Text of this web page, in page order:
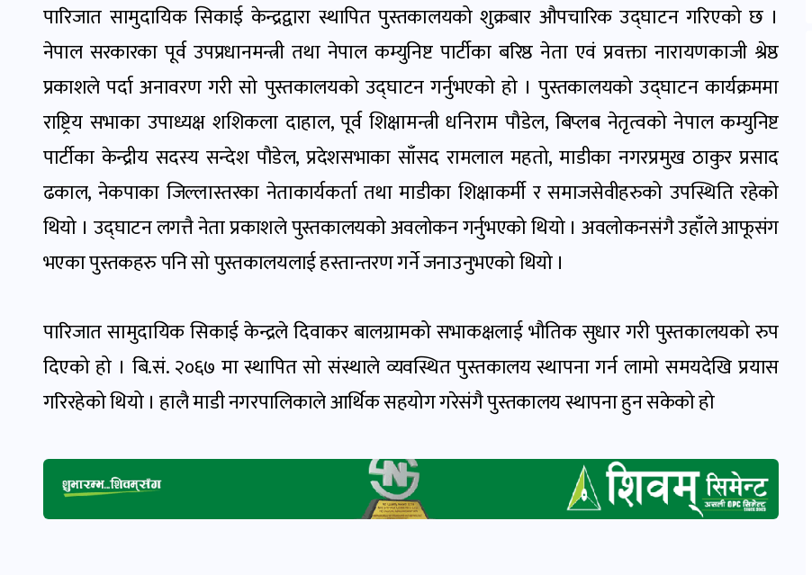
पारिजात सामुदायिक सिकाई केन्द्रद्वारा स्थापित पुस्तकालयको शुक्रबार औपचारिक उद्घाटन गरिएको छ ।
नेपाल सरकारका पूर्व उपप्रधानमन्त्री तथा नेपाल कम्युनिष्ट पार्टीका बरिष्ठ नेता एवं प्रवक्ता नारायणकाजी श्रेष्ठ
प्रकाशले पर्दा अनावरण गरी सो पुस्तकालयको उद्घाटन गर्नुभएको हो । पुस्तकालयको उद्घाटन कार्यक्रममा
राष्ट्रिय सभाका उपाध्यक्ष शशिकला दाहाल, पूर्व शिक्षामन्त्री धनिराम पौडेल, बिप्लब नेतृत्वको नेपाल कम्युनिष्ट
पार्टीका केन्द्रीय सदस्य सन्देश पौडेल, प्रदेशसभाका साँसद रामलाल महतो, माडीका नगरप्रमुख ठाकुर प्रसाद
ढकाल, नेकपाका जिल्लास्तरका नेताकार्यकर्ता तथा माडीका शिक्षाकर्मी र समाजसेवीहरुको उपस्थिति रहेको
थियो । उद्घाटन लगत्तै नेता प्रकाशले पुस्तकालयको अवलोकन गर्नुभएको थियो । अवलोकनसंगै उहाँले आफूसंग
भएका पुस्तकहरु पनि सो पुस्तकालयलाई हस्तान्तरण गर्ने जनाउनुभएको थियो ।
पारिजात सामुदायिक सिकाई केन्द्रले दिवाकर बालग्रामको सभाकक्षलाई भौतिक सुधार गरी पुस्तकालयको रुप
दिएको हो । बि.सं. २०६७ मा स्थापित सो संस्थाले व्यवस्थित पुस्तकालय स्थापना गर्न लामो समयदेखि प्रयास
गरिरहेको थियो । हालै माडी नगरपालिकाले आर्थिक सहयोग गरेसंगै पुस्तकालय स्थापना हुन सकेको हो